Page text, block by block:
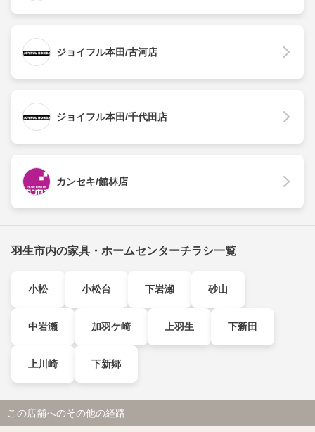
ジョイフル本田/古河店
ジョイフル本田/千代田店
カンセキ/館林店
羽生市内の家具・ホームセンターチラシ一覧
小松 小松台 下岩瀬 砂山
中岩瀬 加羽ケ崎 上羽生 下新田
上川崎 下新郷
この店舗へのその他の経路